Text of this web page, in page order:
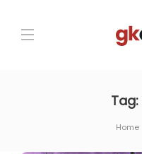
Tag:
Home